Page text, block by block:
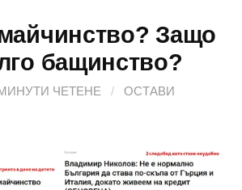
Защо
бащинство?
ЧЕТЕНЕ /
ОСТАВИ